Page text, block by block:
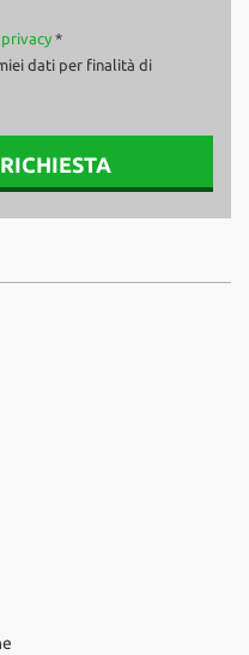
*
dati per finalità di